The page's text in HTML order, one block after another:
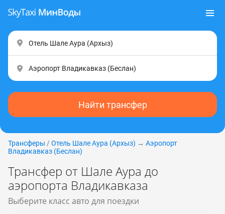
Найти трансфер
Трансферы / Отель Шале Аура (Apxыз) → Аэропорт
Владикавказ (Беслан)
Трансфер от Шале Аура до
аэропорта Владикавказа
Выберите класс авто для поездки